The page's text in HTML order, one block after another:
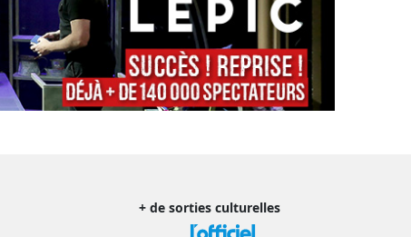
+ de sorties culturelles